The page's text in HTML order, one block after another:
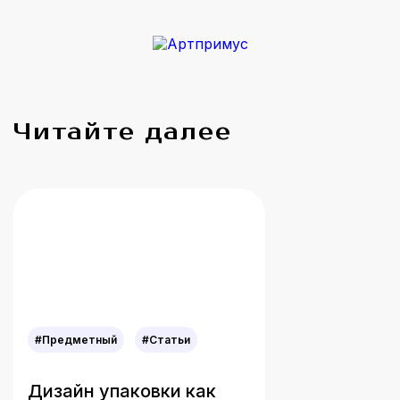
Читайте далее
#Предметный #Статьи
Дизайн упаковки как